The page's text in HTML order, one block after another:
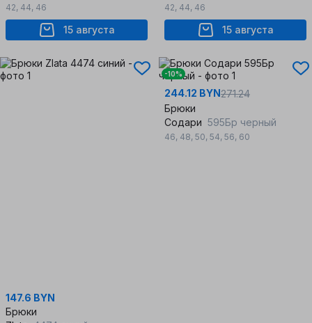
42, 44, 46
15 августа
42, 44, 46
15 августа
147.6 BYN
Брюки
-10%
244.12 BYN271.24
Брюки
Содари 595Бр черный
46, 48, 50, 54, 56, 60